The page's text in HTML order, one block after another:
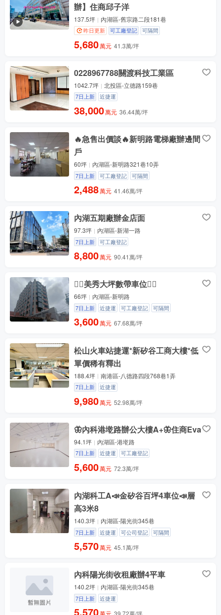
辦】住商邱子洋
137.5坪 內湖區-舊宗路二段181巷
昨日更新 可工廠登記 可隔間
5,680萬元 41.3萬/坪
0228967788關渡科技工業區
1042.7坪 北投區-立德路159巷
7日上新 近捷運
38,000萬元 36.44萬/坪
🔥急售出價談🔥新明路電梯廠辦邊間
戶
60坪 內湖區-新明路321巷10弄
7日上新 可工廠登記 可隔間
2,488萬元 41.46萬/坪
內湖五期廠辦金店面
97.3坪 內湖區-新湖一路
7日上新 可工廠登記
8,800萬元 90.41萬/坪
🏳️‍🌈美秀大坪數帶車位🏳️‍🌈
66坪 內湖區-新明路
7日上新 近捷運 可工廠登記 可隔間
3,600萬元 67.68萬/坪
松山火車站捷運*新矽谷工商大樓*低
單價稀有釋出
188.4坪 南港區-八德路四段768巷1弄
7日上新 近捷運
9,980萬元 52.98萬/坪
🦋內科港墘路辦公大樓A+🦋住商Eva
94.1坪 內湖區-港墘路
7日上新 近捷運 可工廠登記
5,600萬元 72.3萬/坪
內湖科工A📣金矽谷百坪4車位📣層
高3米8
140.3坪 內湖區-陽光街345巷
7日上新 近捷運 可公司登記 可隔間
5,570萬元 45.1萬/坪
內科陽光街收租廠辦4平車
140.2坪 內湖區-陽光街345巷
7日上新 近捷運
5,570